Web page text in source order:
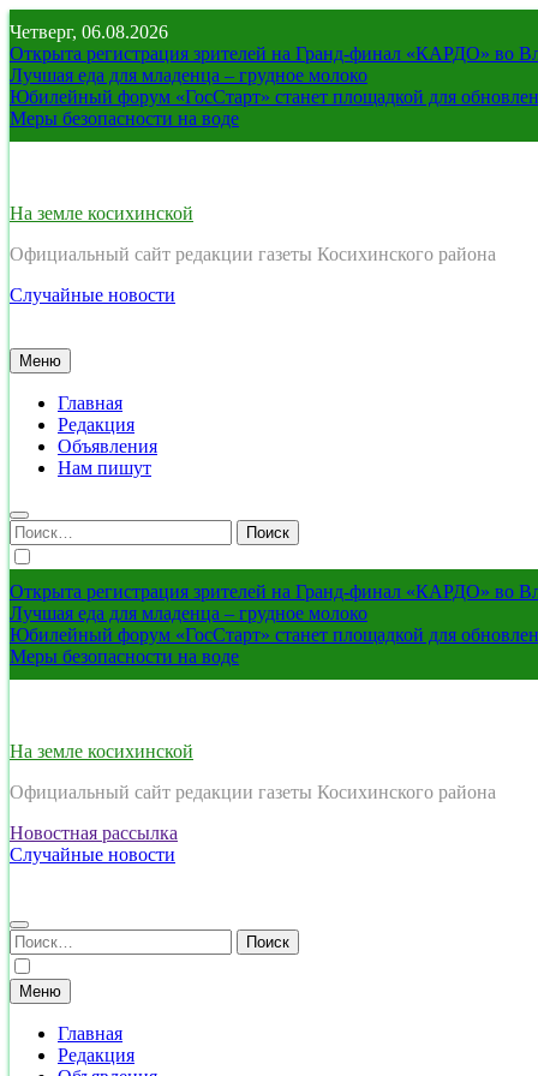
Перейти
к
содержимому
Четверг, 06.08.2026
Открыта регистрация зрителей на Гранд-финал «КАРДО» во
Лучшая еда для младенца – грудное молоко
Юбилейный форум «ГосСтарт» станет площадкой для
Меры безопасности на воде
На земле косихинской
Официальный сайт редакции газеты Косихинского района
Случайные новости
Меню
Главная
Редакция
Объявления
Нам пишут
Найти:
Открыта регистрация зрителей на Гранд-финал «КАРДО» во
Лучшая еда для младенца – грудное молоко
Юбилейный форум «ГосСтарт» станет площадкой для
Меры безопасности на воде
На земле косихинской
Официальный сайт редакции газеты Косихинского района
Новостная рассылка
Случайные новости
Найти:
Меню
Главная
Редакция